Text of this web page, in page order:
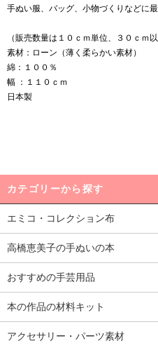
手ぬい服、バッグ、小物づくりなどに最
（販売数量は１０ｃｍ単位、３０ｃｍ
素材：ローン（薄く柔らかい素材）
綿：１００％
幅 ：１１０ｃｍ
日本製
カテゴリーから探す
エミコ・コレクション布
高橋恵美子の手ぬいの本
おすすめの手芸用品
本の作品の材料キット
アクセサリー・パーツ素材